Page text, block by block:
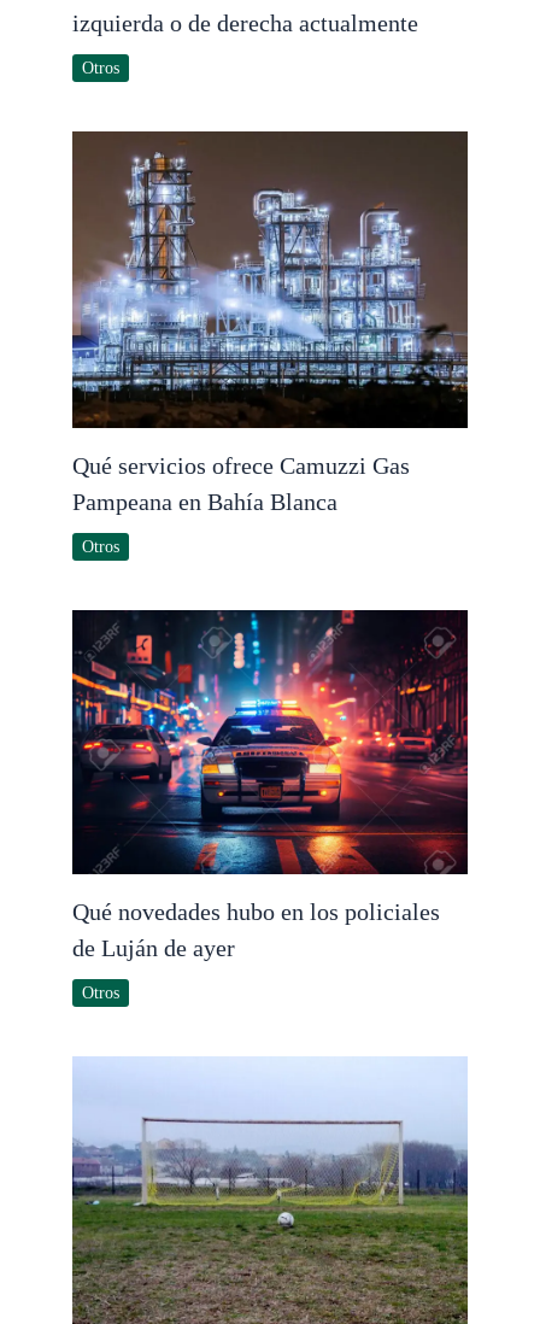
izquierda o de derecha actualmente
Otros
Qué servicios ofrece Camuzzi Gas
Pampeana en Bahía Blanca
Otros
Qué novedades hubo en los policiales
de Luján de ayer
Otros